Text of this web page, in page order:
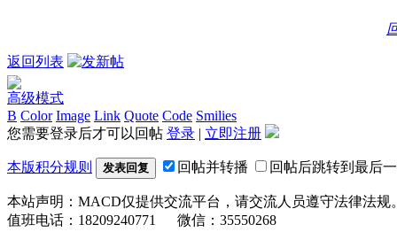
返回列表
高级模式
B Color Image Link Quote Code Smilies
您需要登录后才可以回帖 登录 | 立即注册
本版积分规则 发表回复 回帖并转播 回帖后跳转到最后
本站声明：MACD仅提供交流平台，请交流人员遵守法律法规
值班电话：18209240771 微信：35550268